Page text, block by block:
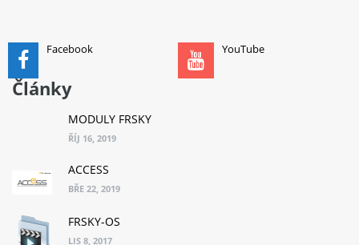
Facebook YouTube
Články
MODULY FRSKY
ŘÍJ 16, 2019
ACCESS
BŘE 22, 2019
FRSKY-OS
LIS 8, 2017